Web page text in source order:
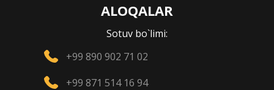
ALOQALAR
Sotuv bo`limi:
+99 890 902 71 02
+99 871 514 16 94